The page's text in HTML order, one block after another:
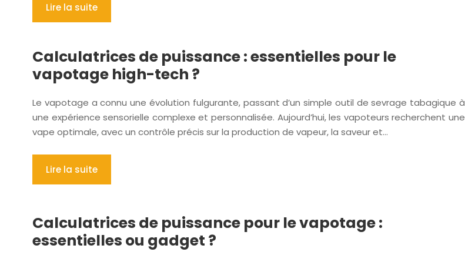
Lire la suite
Calculatrices de puissance : essentielles pour le
vapotage high-tech ?
Le vapotage a connu une évolution fulgurante, passant d’un simple outil de sevrage tabagique à
une expérience sensorielle complexe et personnalisée. Aujourd’hui, les vapoteurs recherchent une
vape optimale, avec un contrôle précis sur la production de vapeur, la saveur et…
Lire la suite
Calculatrices de puissance pour le vapotage :
essentielles ou gadget ?